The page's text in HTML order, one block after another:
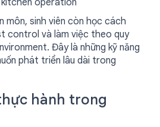
operation
môn, sinh viên còn học cách
control và làm việc theo quy
Đây là những kỹ năng
phát triển lâu dài trong
hành trong